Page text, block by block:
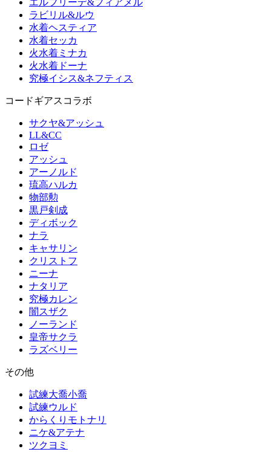
エルフリーデ&フィアメル
ラビリル&ルウ
水着ヘスティア
水着セッカ
火水着ミナカ
火水着ドーナ
究極イシス&ネフティス
コードギアスコラボ
サクヤ&アッシュ
LL&CC
ロゼ
アッシュ
アーノルド
琉高ハルカ
物部勲
黒戸剣成
ディボック
ナラ
キャサリン
クリストフ
ニーナ
ナタリア
究極カレン
闇スザク
ノーランド
皇帝サクラ
ラズベリー
その他
試練大喬小喬
試練ウルド
からくりモトナリ
ニケ&アテナ
ツクヨミ